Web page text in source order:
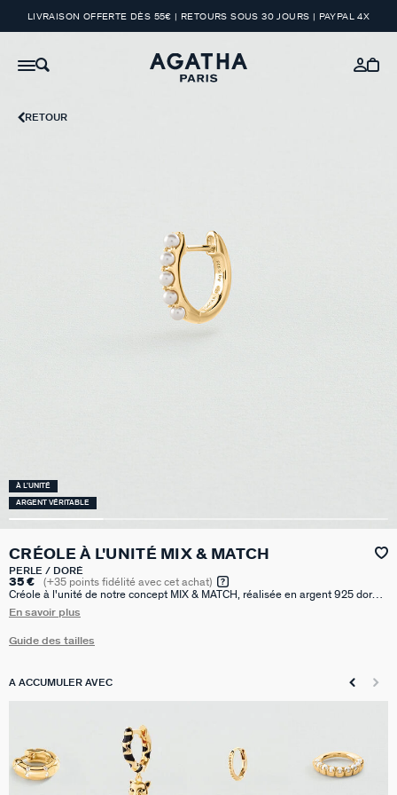
LIVRAISON OFFERTE DÈS 55€ | RETOURS SOUS 30 JOURS | PAYPAL 4X
RETOUR
À L'UNITÉ
ARGENT VÉRITABLE
CRÉOLE À L'UNITÉ MIX & MATCH
PERLE / DORÉ
35 € (+35 points fidélité avec cet achat)
Créole à l'unité de notre concept MIX & MATCH, réalisée en argent 925 doré à
l'or 750/1000e - 18 carats et ornée de perles de verre. Vendue seule, pour
En savoir plus
Guide des tailles
A ACCUMULER AVEC